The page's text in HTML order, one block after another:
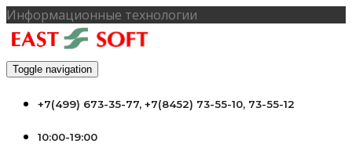
Информационные технологии
Toggle navigation
+7(499) 673-35-77, +7(8452) 73-55-10, 73-55-12
10:00-19:00